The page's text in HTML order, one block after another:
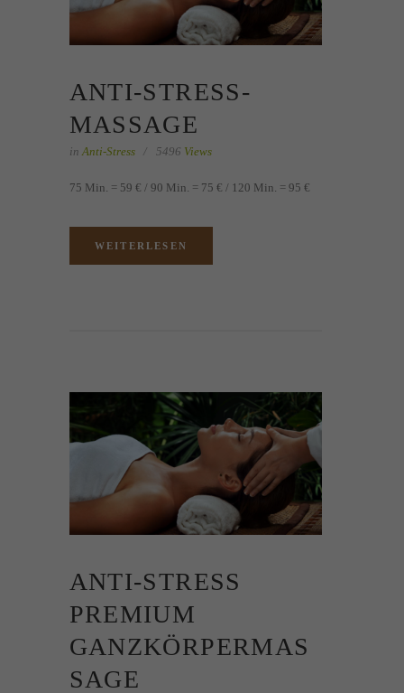
ANTI-STRESS-
MASSAGE
in Anti-Stress 5496 Views
75 Min. = 59 € / 90 Min. = 75 € / 120 Min. = 95 €
WEITERLESEN
ANTI-STRESS
PREMIUM
GANZKÖRPERMAS
SAGE